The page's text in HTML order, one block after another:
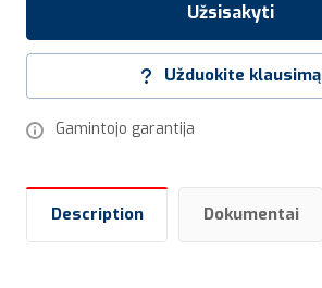
Užsisakyti
Užduokite klausimą
Gamintojo garantija
Description Dokumentai